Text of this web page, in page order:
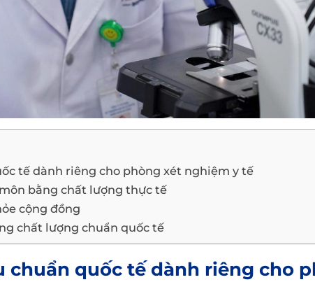
tế dành riêng cho phòng xét nghiệm y tế
bằng chất lượng thực tế
cộng đồng
chất lượng chuẩn quốc tế
chuẩn quốc tế dành riêng cho